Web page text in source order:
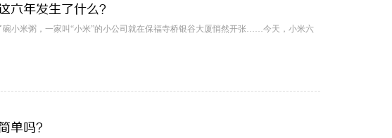
六年发生了什么？
小米粥，一家叫“小米”的小公司就在保福寺桥银谷大厦悄然开张……今天，小米六
单吗？